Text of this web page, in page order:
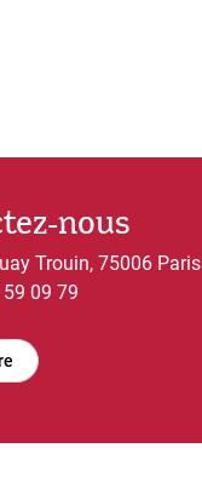
nous
Trouin, 75006 Paris
09 79